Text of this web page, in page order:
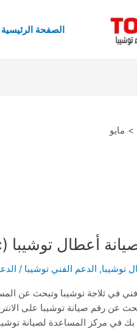
الصفحة الرئيسية
مايو
توشيبا, الدعم الفني توشيبا /
في ثلاجة توشيبا وتبحث عن
عن رقم صيانة توشيبا على
بك في مركز المساعدة لصيانة